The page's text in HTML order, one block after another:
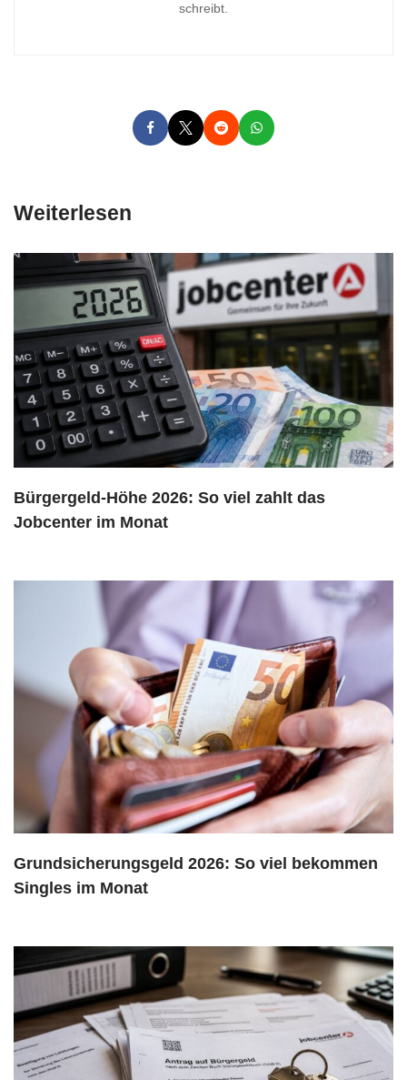
schreibt.
Weiterlesen
Bürgergeld-Höhe 2026: So viel zahlt das
Jobcenter im Monat
Grundsicherungsgeld 2026: So viel bekommen
Singles im Monat